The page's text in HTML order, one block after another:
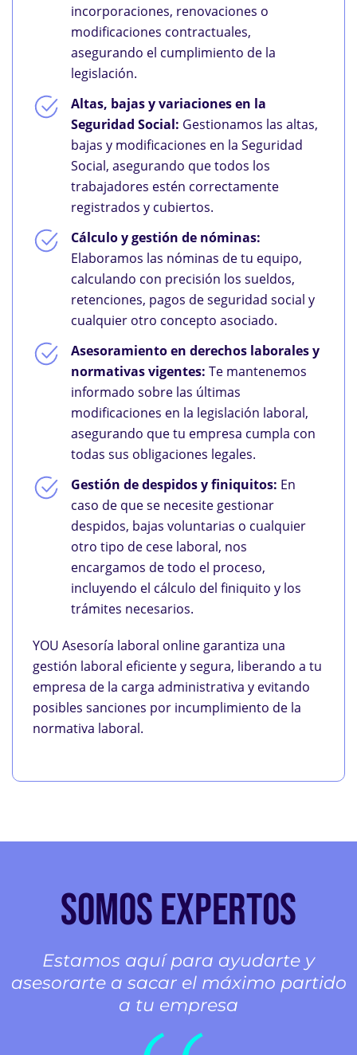
incorporaciones, renovaciones o
modificaciones contractuales,
asegurando el cumplimiento de la
legislación.
Altas, bajas y variaciones en la
Seguridad Social: Gestionamos las altas,
bajas y modificaciones en la Seguridad
Social, asegurando que todos los
trabajadores estén correctamente
registrados y cubiertos.
Cálculo y gestión de nóminas:
Elaboramos las nóminas de tu equipo,
calculando con precisión los sueldos,
retenciones, pagos de seguridad social y
cualquier otro concepto asociado.
Asesoramiento en derechos laborales y
normativas vigentes: Te mantenemos
informado sobre las últimas
modificaciones en la legislación laboral,
asegurando que tu empresa cumpla con
todas sus obligaciones legales.
Gestión de despidos y finiquitos: En
caso de que se necesite gestionar
despidos, bajas voluntarias o cualquier
otro tipo de cese laboral, nos
encargamos de todo el proceso,
incluyendo el cálculo del finiquito y los
trámites necesarios.
YOU Asesoría laboral online garantiza una
gestión laboral eficiente y segura, liberando a tu
empresa de la carga administrativa y evitando
posibles sanciones por incumplimiento de la
normativa laboral.
SOMOS EXPERTOS
Estamos aquí para ayudarte y
asesorarte a sacar el máximo partido
a tu empresa